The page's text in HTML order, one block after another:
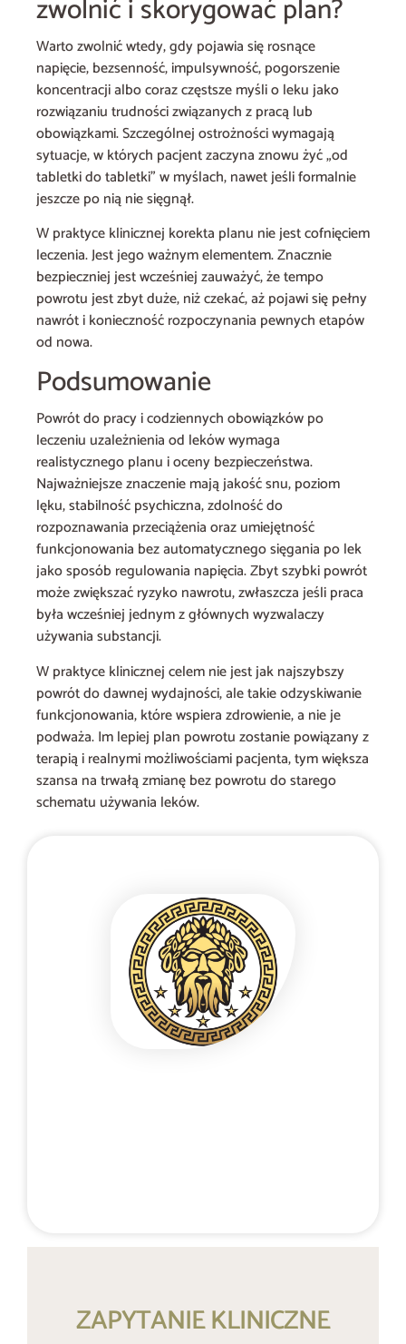
zwolnić i skorygować plan?
Warto zwolnić wtedy, gdy pojawia się rosnące
napięcie, bezsenność, impulsywność, pogorszenie
koncentracji albo coraz częstsze myśli o leku jako
rozwiązaniu trudności związanych z pracą lub
obowiązkami. Szczególnej ostrożności wymagają
sytuacje, w których pacjent zaczyna znowu żyć „od
tabletki do tabletki” w myślach, nawet jeśli formalnie
jeszcze po nią nie sięgnął.
W praktyce klinicznej korekta planu nie jest cofnięciem
leczenia. Jest jego ważnym elementem. Znacznie
bezpieczniej jest wcześniej zauważyć, że tempo
powrotu jest zbyt duże, niż czekać, aż pojawi się pełny
nawrót i konieczność rozpoczynania pewnych etapów
od nowa.
Podsumowanie
Powrót do pracy i codziennych obowiązków po
leczeniu uzależnienia od leków wymaga
realistycznego planu i oceny bezpieczeństwa.
Najważniejsze znaczenie mają jakość snu, poziom
lęku, stabilność psychiczna, zdolność do
rozpoznawania przeciążenia oraz umiejętność
funkcjonowania bez automatycznego sięgania po lek
jako sposób regulowania napięcia. Zbyt szybki powrót
może zwiększać ryzyko nawrotu, zwłaszcza jeśli praca
była wcześniej jednym z głównych wyzwalaczy
używania substancji.
W praktyce klinicznej celem nie jest jak najszybszy
powrót do dawnej wydajności, ale takie odzyskiwanie
funkcjonowania, które wspiera zdrowienie, a nie je
podważa. Im lepiej plan powrotu zostanie powiązany z
terapią i realnymi możliwościami pacjenta, tym większa
szansa na trwałą zmianę bez powrotu do starego
schematu używania leków.
ZAPYTANIE KLINICZNE